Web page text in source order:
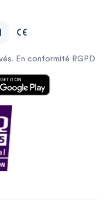
En conformité RGPD